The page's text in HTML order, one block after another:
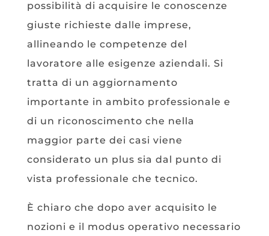
possibilità di acquisire le conoscenze
giuste richieste dalle imprese,
allineando le competenze del
lavoratore alle esigenze aziendali. Si
tratta di un aggiornamento
importante in ambito professionale e
di un riconoscimento che nella
maggior parte dei casi viene
considerato un plus sia dal punto di
vista professionale che tecnico.
È chiaro che dopo aver acquisito le
nozioni e il modus operativo necessario